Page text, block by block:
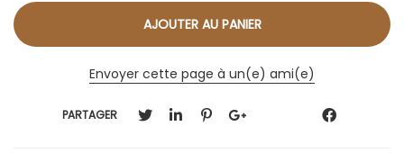
Envoyer cette page à un(e) ami(e)
PARTAGER